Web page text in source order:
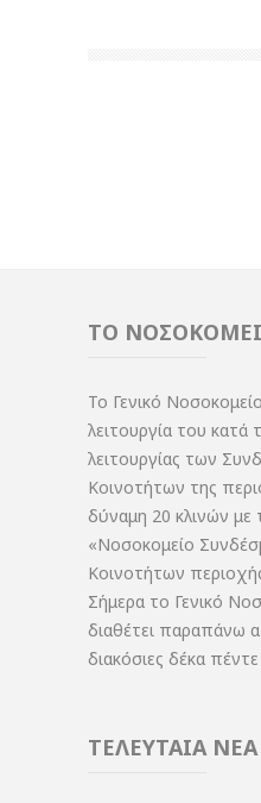
ΤΟ
Το Γενικό
λειτουργία του κατά
λειτουργίας των
Κοινοτήτων της
δύναμη 20 κλινών με
«Νοσοκομείο
Κοινοτήτων περιοχής
Σήμερα το Γενικό
διαθέτει παραπάνω
διακόσιες δέκα
ΤΕΛΕΥΤΑΙΑ ΝΕΑ